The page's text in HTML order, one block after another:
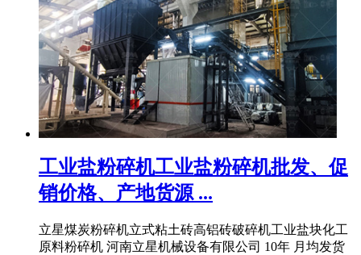
工业盐粉碎机工业盐粉碎机批发、促
销价格、产地货源 ...
立星煤炭粉碎机立式粘土砖高铝砖破碎机工业盐块化工
原料粉碎机 河南立星机械设备有限公司 10年 月均发货